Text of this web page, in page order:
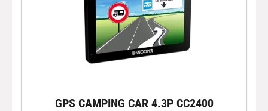
GPS CAMPING CAR 4.3P CC2400